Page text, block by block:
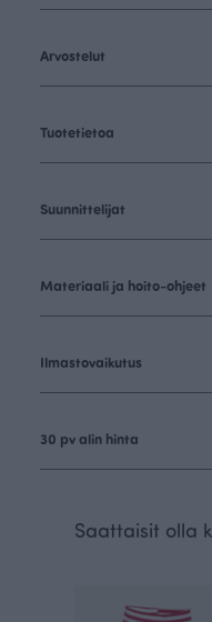
Arvostelut
Tuotetietoa
Suunnittelijat
Materiaali ja hoito-ohjeet
Ilmastovaikutus
30 pv alin hinta
Saattaisit olla